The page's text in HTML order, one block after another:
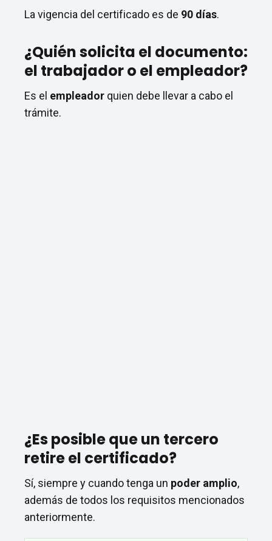
La vigencia del certificado es de 90 días.
¿Quién solicita el documento:
el trabajador o el empleador?
Es el empleador quien debe llevar a cabo el
trámite.
¿Es posible que un tercero
retire el certificado?
Sí, siempre y cuando tenga un poder amplio,
además de todos los requisitos mencionados
anteriormente.